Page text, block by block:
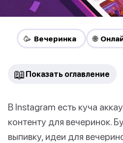
🥳 Вечеринка 🌐
📖 Показать оглавление
В Instagram есть куча
контенту для вечеринок.
выпивку, идеи для